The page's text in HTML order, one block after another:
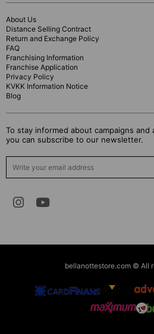
About Us
Distance Selling Contract
Return and Exchange Policy
FAQ
Franchising Information
Franchise Application
Privacy Policy
KVKK Information Notice
Blog
To stay informed about campaigns and
you can subscribe to our newsletter.
bellanottestore.com © All